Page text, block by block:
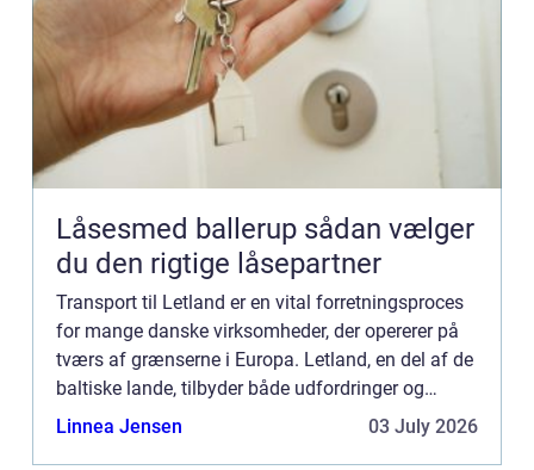
Låsesmed ballerup sådan vælger
du den rigtige låsepartner
Transport til Letland er en vital forretningsproces
for mange danske virksomheder, der opererer på
tværs af grænserne i Europa. Letland, en del af de
baltiske lande, tilbyder både udfordringer og
muligheder, når det komm...
Linnea Jensen 03 July 2026